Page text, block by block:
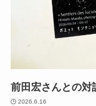
前田宏さんとの対
2026.6.16